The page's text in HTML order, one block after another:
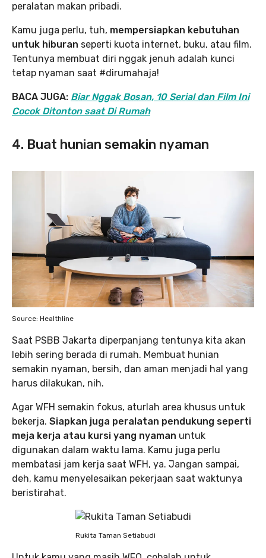
peralatan makan pribadi.
Kamu juga perlu, tuh, mempersiapkan kebutuhan
untuk hiburan seperti kuota internet, buku, atau film.
Tentunya membuat diri nggak jenuh adalah kunci
tetap nyaman saat #dirumahaja!
BACA JUGA: Biar Nggak Bosan, 10 Serial dan Film Ini
Cocok Ditonton saat Di Rumah
4. Buat hunian semakin nyaman
Source: Healthline
Saat PSBB Jakarta diperpanjang tentunya kita akan
lebih sering berada di rumah. Membuat hunian
semakin nyaman, bersih, dan aman menjadi hal yang
harus dilakukan, nih.
Agar WFH semakin fokus, aturlah area khusus untuk
bekerja. Siapkan juga peralatan pendukung seperti
meja kerja atau kursi yang nyaman untuk
digunakan dalam waktu lama. Kamu juga perlu
membatasi jam kerja saat WFH, ya. Jangan sampai,
deh, kamu menyelesaikan pekerjaan saat waktunya
beristirahat.
Rukita Taman Setiabudi